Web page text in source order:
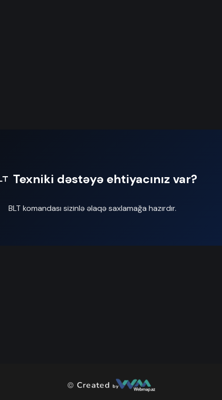
Texniki dəstəyə ehtiyacınız var?
BLT komandası sizinlə əlaqə saxlamağa hazırdır.
©